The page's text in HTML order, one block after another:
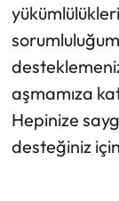
aşmamıza
Hepinize
desteğiniz